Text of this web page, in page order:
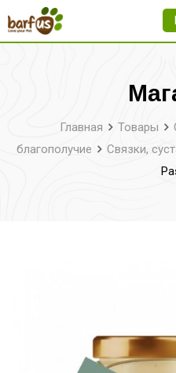
Перейти
Главная Товары
благополучие
Связки,